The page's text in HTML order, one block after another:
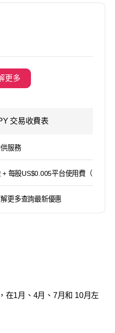
更多
交易收費表
服務
+ 每股US$0.005平台使用費（
更多查詢最新優惠
在1月、4月、7月和 10月左